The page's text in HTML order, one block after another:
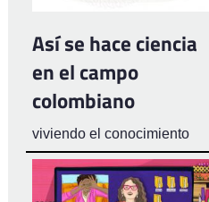
Así se hace ciencia
en el campo
colombiano
viviendo el conocimiento